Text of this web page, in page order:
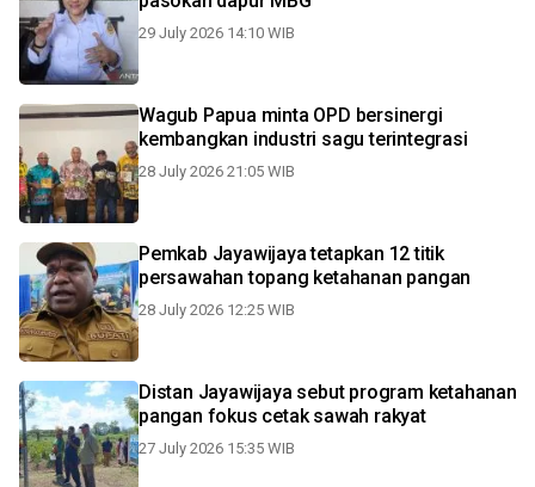
29 July 2026 14:10 WIB
Wagub Papua minta OPD bersinergi
kembangkan industri sagu terintegrasi
28 July 2026 21:05 WIB
Pemkab Jayawijaya tetapkan 12 titik
persawahan topang ketahanan pangan
28 July 2026 12:25 WIB
Distan Jayawijaya sebut program ketahanan
pangan fokus cetak sawah rakyat
27 July 2026 15:35 WIB